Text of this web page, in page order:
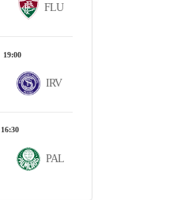
FLU
19:00
IRV
16:30
PAL